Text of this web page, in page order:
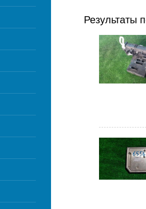
Результаты